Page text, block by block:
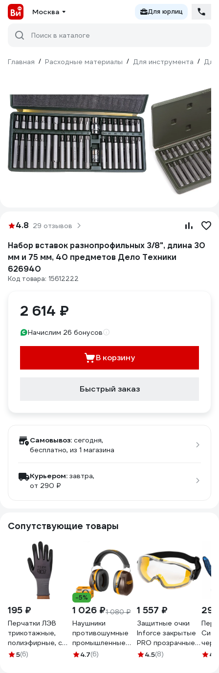
Москва Для юрлиц
Поиск в каталоге
Главная / Расходные материалы / Для инструмента / Для
4.8 29 отзывов
Набор вставок разнопрофильных 3/8", длина 30
мм и 75 мм, 40 предметов Дело Техники
626940
Код товара: 15612222
2 614 ₽
Начислим 26 бонусов
В корзину
Быстрый заказ
Самовывоз: сегодня,
бесплатно, из 1 магазина
Курьером: завтра,
от 290 ₽
Сопутствующие товары
195 ₽
Перчатки ЛЭВ
трикотажные,
полиэфирные, с
нитриловым
5(6)
-5%
1 026 ₽1 080 ₽
Наушники
противошумные
промышленные
INGCO INDUSTRIAL
4.7(6)
1 557 ₽
Защитные очки
Inforce закрытые
PRO прозрачные
линзы 04-24-02
4.5(8)
29
ПВХ4.4